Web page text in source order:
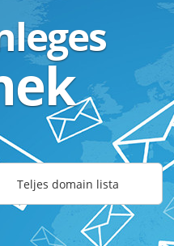
Teljes domain lista